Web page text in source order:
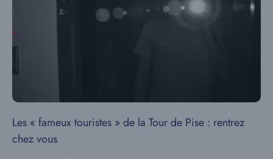
Les « fameux touristes » de la Tour de Pise : rentrez
chez vous